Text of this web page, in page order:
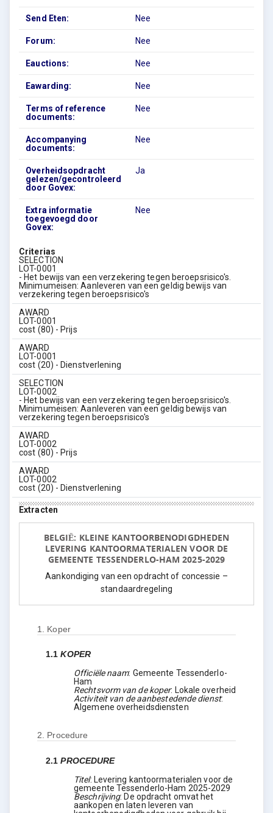
Send Eten: Nee
Forum: Nee
Eauctions: Nee
Eawarding: Nee
Terms of reference
documents:
Nee
Accompanying
documents:
Nee
Overheidsopdracht
gelezen/gecontroleerd
door Govex:
Ja
Extra informatie
toegevoegd door
Govex:
Nee
Criterias
SELECTION
LOT-0001
- Het bewijs van een verzekering tegen beroepsrisico's.
Minimumeisen: Aanleveren van een geldig bewijs van
verzekering tegen beroepsrisico's
AWARD
LOT-0001
cost (80) - Prijs
AWARD
LOT-0001
cost (20) - Dienstverlening
SELECTION
LOT-0002
- Het bewijs van een verzekering tegen beroepsrisico's.
Minimumeisen: Aanleveren van een geldig bewijs van
verzekering tegen beroepsrisico's
AWARD
LOT-0002
cost (80) - Prijs
AWARD
LOT-0002
cost (20) - Dienstverlening
Extracten
BELGIË: KLEINE KANTOORBENODIGDHEDEN
LEVERING KANTOORMATERIALEN VOOR DE
GEMEENTE TESSENDERLO-HAM 2025-2029
Aankondiging van een opdracht of concessie –
standaardregeling
1. Koper
1.1KOPER
Officiële naam: Gemeente Tessenderlo-
Ham
Rechtsvorm van de koper: Lokale overheid
Activiteit van de aanbestedende dienst:
Algemene overheidsdiensten
2. Procedure
2.1PROCEDURE
Titel: Levering kantoormaterialen voor de
gemeente Tessenderlo-Ham 2025-2029
Beschrijving:De opdracht omvat het
aankopen en laten leveren van